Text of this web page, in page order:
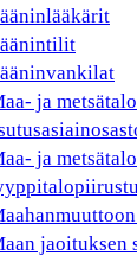
ja
ja
jaoituksen